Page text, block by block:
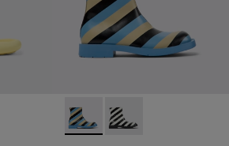
- K201563-001 - Sandales jaunes pour
- K201563-002 - Sandales
MIL 1978 - K400691-001 -
MIL 1978 -